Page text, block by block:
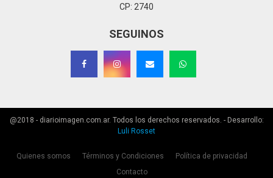
CP: 2740
SEGUINOS
@2018 - diarioimagen.com.ar. Todos los derechos reservados. - Desarrollo:
Luli Rosset
Quienes somos Términos y Condiciones
Política de privacidad
Contacto